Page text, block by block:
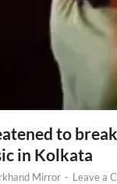
to
in Kolkata
Mirror - Leave a